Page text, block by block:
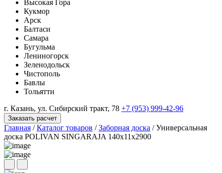
Высокая Гора
Кукмор
Арск
Балтаси
Самара
Бугульма
Лениногорск
Зеленодольск
Чистополь
Бавлы
Тольятти
г. Казань, ул. Сибирский тракт, 78 +7 (953) 999-42-96
Заказать расчет
Главная / Каталог товаров / Заборная доска /Универсальная
доска POLIVAN SINGARAJA 140х11х2900